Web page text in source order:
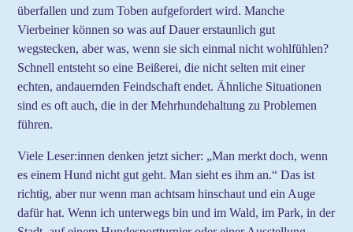
überfallen und zum Toben aufgefordert wird. Manche
Vierbeiner können so was auf Dauer erstaunlich gut
wegstecken, aber was, wenn sie sich einmal nicht wohlfühlen?
Schnell entsteht so eine Beißerei, die nicht selten mit einer
echten, andauernden Feindschaft endet. Ähnliche Situationen
sind es oft auch, die in der Mehrhundehaltung zu Problemen
führen.
Viele Leser:innen denken jetzt sicher: „Man merkt doch, wenn
es einem Hund nicht gut geht. Man sieht es ihm an.“ Das ist
richtig, aber nur wenn man achtsam hinschaut und ein Auge
dafür hat. Wenn ich unterwegs bin und im Wald, im Park, in der